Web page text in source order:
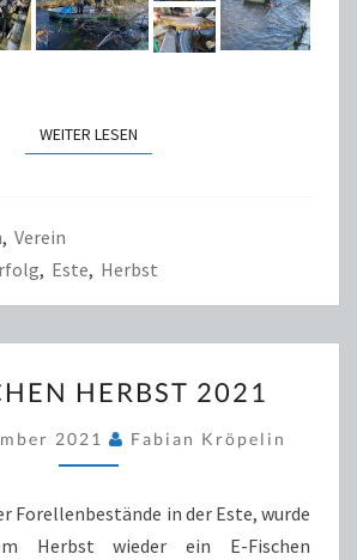
WEITER LESEN
, Verein
, Este, Herbst
FISCHEN
HERBST
2021
HERBST 2021
2021 Fabian Kröpelin
Forellenbestände in der Este, wurde
Herbst wieder ein E-Fischen